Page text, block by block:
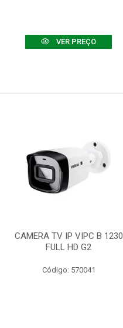
VER PREÇO
CAMERA TV IP VIPC B 1230
FULL HD G2
Código: 570041